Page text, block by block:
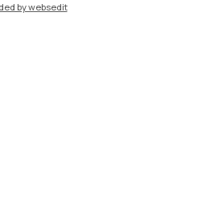
by websedit